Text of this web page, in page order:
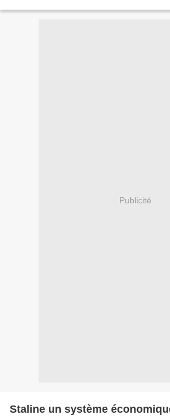
Publicité
Staline un système